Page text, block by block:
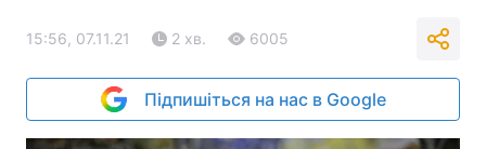
15:56, 07.11.21 2 хв. 6005
Підпишіться на нас в Google